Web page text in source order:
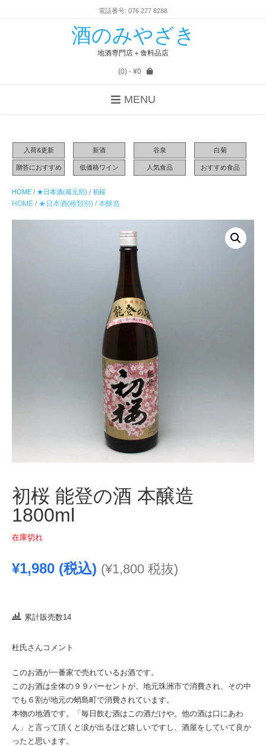
電話番号: 076 277 8288
酒のみやざき
地酒専門店＋食料品店
(0)- ¥0
MENU
入荷&更新 新酒 谷泉 白菊
贈答におすすめ 低価格ワイン 人気食品 おすすめ食品
HOME / ★日本酒(蔵元別) / 初桜
HOME / ★日本酒(種類別) / 本醸造
初桜 能登の酒 本醸造
1800ml
在庫切れ
¥1,980 (税込) (¥1,800 税抜)
累計販売数14
杜氏さんコメント
このお酒が一番家で売れているお酒です。
このお酒は全体の９９パーセントが、地元珠洲市で消費され、その中
でも６割が地元の蛸島町で消費されています。
本物の地酒です。「毎日飲む酒はこの酒だけや。他の酒は口にあわ
ん」と言って頂くと涙が出るほど嬉しいですし、酒屋をしていて良か
ったと思います。